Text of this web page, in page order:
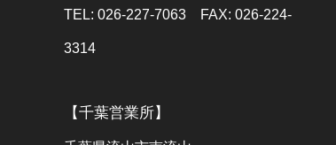
TEL: 026-227-7063 FAX: 026-224-
3314
【千葉営業所】